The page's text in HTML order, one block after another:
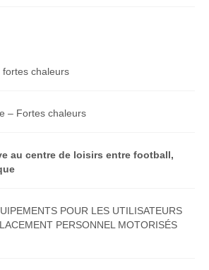
fortes chaleurs
– Fortes chaleurs
au centre de loisirs entre football,
POUR LES UTILISATEURS
PERSONNEL MOTORISÉS